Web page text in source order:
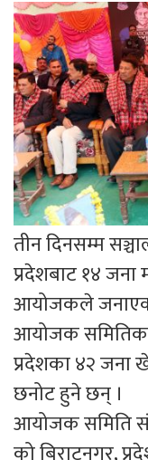
तीन दिनसम्म
प्रदेशबाट १४
आयोजकले
आयोजक
प्रदेशका ४२ जना
छनोट हुने छन् ।
आयोजक समिति